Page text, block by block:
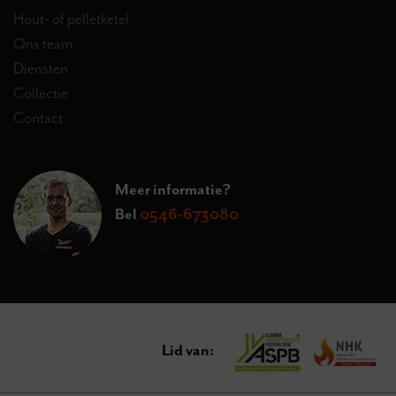
Hout- of pelletketel
Ons team
Diensten
Collectie
Contact
Meer informatie?
Bel 0546-673080
Lid van: